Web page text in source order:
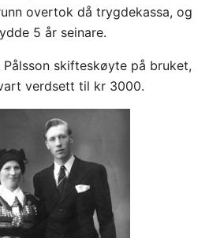
overtok då trygdekassa, og
5 år seinare.
skifteskøyte på bruket,
verdsett til kr 3000.